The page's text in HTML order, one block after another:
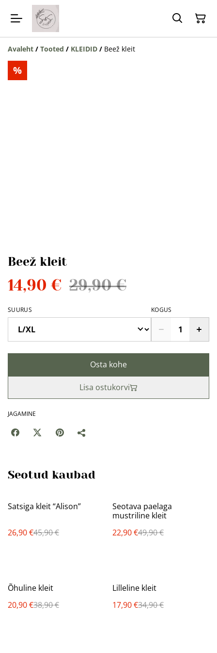
Avaleht / Tooted / KLEIDID / Beež kleit
%
Beež kleit
14,90 € 29,90 €
SUURUS KOGUS
Osta kohe
Lisa ostukorvi
JAGAMINE
Seotud kaubad
%
Satsiga kleit “Alison”
26,90 €45,90 €
%
Seotava paelaga
mustriline kleit
22,90 €49,90 €
%
Õhuline kleit
20,90 €38,90 €
%
Lilleline kleit
17,90 €34,90 €